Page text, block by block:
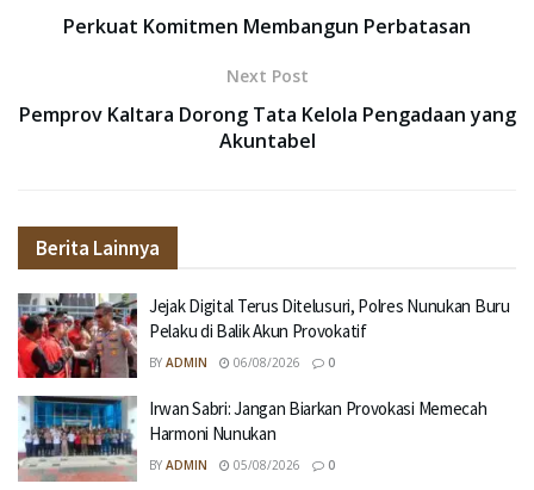
Perkuat Komitmen Membangun Perbatasan
Next Post
Pemprov Kaltara Dorong Tata Kelola Pengadaan yang
Akuntabel
Berita Lainnya
Jejak Digital Terus Ditelusuri, Polres Nunukan Buru
Pelaku di Balik Akun Provokatif
BY ADMIN 06/08/2026 0
Irwan Sabri: Jangan Biarkan Provokasi Memecah
Harmoni Nunukan
BY ADMIN 05/08/2026 0